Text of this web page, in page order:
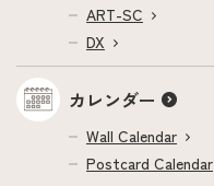
ART-SC
DX
カレンダー
Wall Calendar
Postcard Calendar